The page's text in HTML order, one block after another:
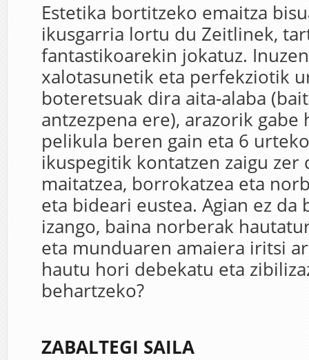
Estetika bortitzeko emaitza
ikusgarria lortu du Zeitlinek,
fantastikoarekin jokatuz.
xalotasunetik eta perfekziotik
boteretsuak dira aita-alaba
antzezpena ere), arazorik gabe
pelikula beren gain eta 6
ikuspegitik kontatzen zaigu zer
maitatzea, borrokatzea eta
eta bideari eustea. Agian ez da
izango, baina norberak
eta munduaren amaiera iritsi
hautu hori debekatu eta
behartzeko?
ZABALTEGI SAILA